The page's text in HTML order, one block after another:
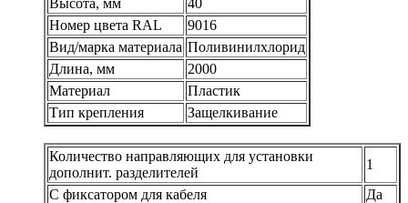
Номер цвета RAL
9016
Вид/марка материала Поливинилхлорид
Длина, мм
2000
Материал
Пластик
Тип крепления
Защелкивание
Количество направляющих для установки
дополнит. разделителей
1
С фиксатором для кабеля
Да